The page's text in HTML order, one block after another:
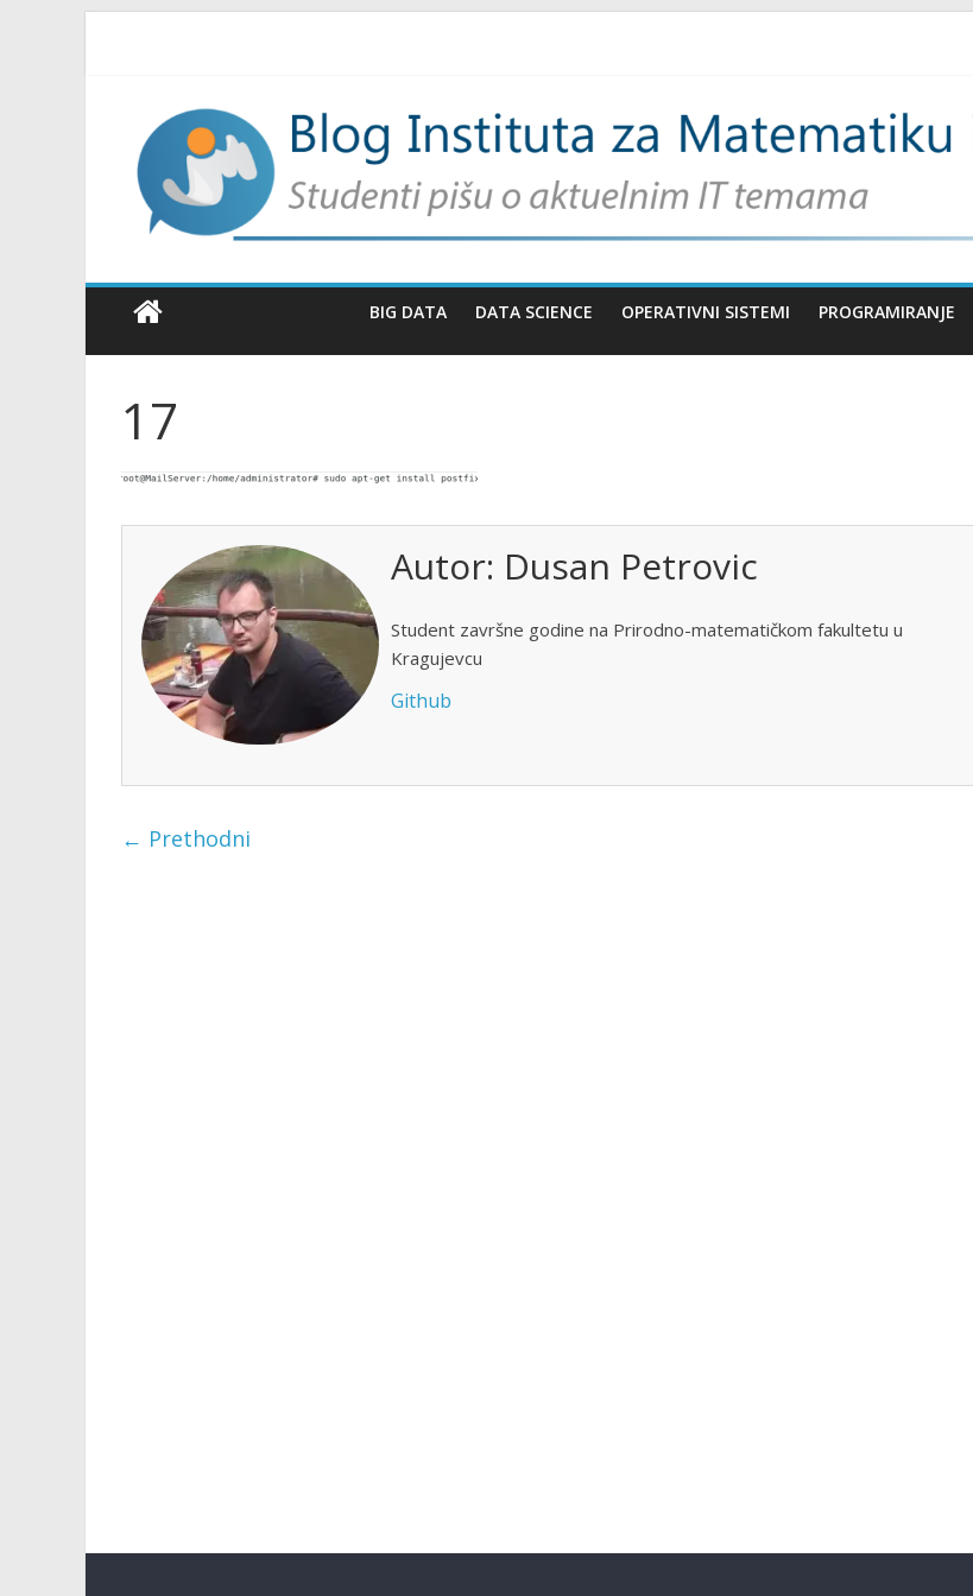
BIG DATA DATA SCIENCE OPERATIVNI SISTEMI PROGRAMIRANJE
17
Autor: Dusan Petrovic
Student završne godine na Prirodno-matematičkom fakultetu u
Kragujevcu
Github
← Prethodni